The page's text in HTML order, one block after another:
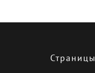
Страницы